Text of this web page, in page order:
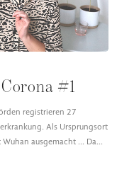
#1
registrieren 27
Als Ursprungsort
ausgemacht ... Da…